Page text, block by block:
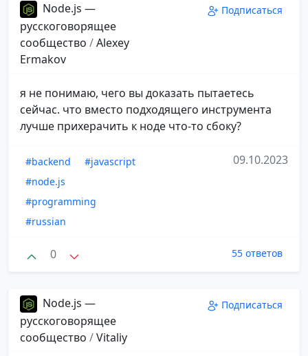
Node.js —
русскоговорящее
сообщество /Alexey
Ermakov
Подписаться
я не понимаю, чего вы доказать пытаетесь
сейчас. что вместо подходящего инструмента
лучше прихерачить к ноде что-то сбоку?
#backend
#javascript
#node.js
#programming
#russian
09.10.2023
0 55 ответов
Node.js —
русскоговорящее
сообщество /Vitaliy
Подписаться